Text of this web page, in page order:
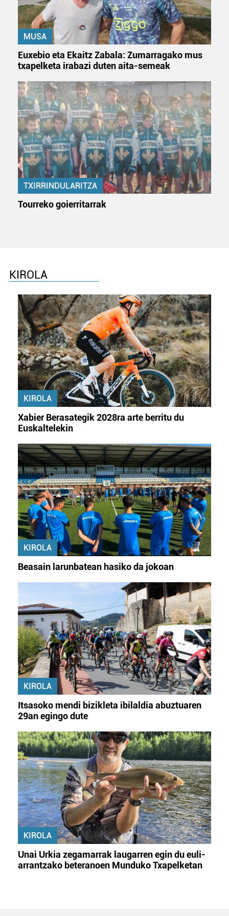
MUSA
Euxebio eta Ekaitz Zabala: Zumarragako mus
txapelketa irabazi duten aita-semeak
TXIRRINDULARITZA
Tourreko goierritarrak
KIROLA
KIROLA
Xabier Berasategik 2028ra arte berritu du
Euskaltelekin
KIROLA
Beasain larunbatean hasiko da jokoan
KIROLA
Itsasoko mendi bizikleta ibilaldia abuztuaren
29an egingo dute
KIROLA
Unai Urkia zegamarrak laugarren egin du euli-
arrantzako beteranoen Munduko Txapelketan